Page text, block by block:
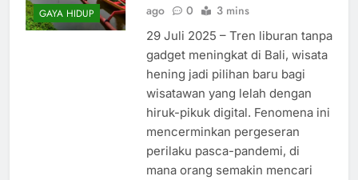
GAYA HIDUP
ago
0 3 mins
29 Juli 2025 – Tren liburan tanpa
gadget meningkat di Bali, wisata
hening jadi pilihan baru bagi
wisatawan yang lelah dengan
hiruk-pikuk digital. Fenomena ini
mencerminkan pergeseran
perilaku pasca-pandemi, di
mana orang semakin mencari